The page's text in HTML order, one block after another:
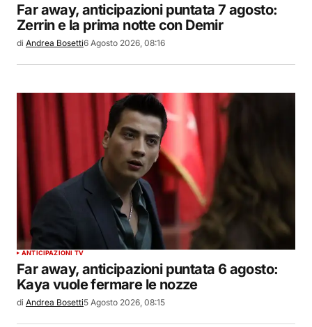
Far away, anticipazioni puntata 7 agosto:
Zerrin e la prima notte con Demir
di Andrea Bosetti6 Agosto 2026, 08:16
ANTICIPAZIONI TV
Far away, anticipazioni puntata 6 agosto:
Kaya vuole fermare le nozze
di Andrea Bosetti5 Agosto 2026, 08:15